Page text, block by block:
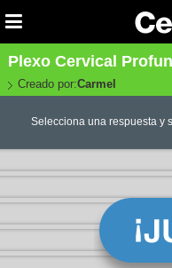
Plexo Cervical
Creado por:Carmel
Selecciona una respuesta y